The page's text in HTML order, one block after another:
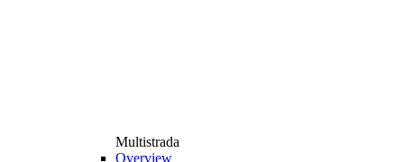
Multistrada
Overview